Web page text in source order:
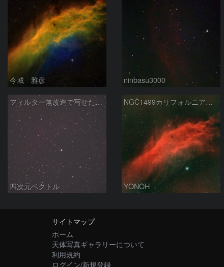
今城 雅彦 ninbasu3000
フィルター無改造で写せたカリフォルニア星雲
四次元ベクトル
NGC1499カリフォルニア星雲
YONOH
サイトマップ
ホーム
天体写真ギャラリーについて
利用規約
ログイン/新規登録